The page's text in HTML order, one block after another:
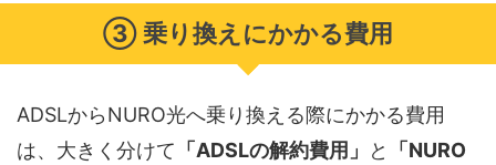
③ 乗り換えにかかる費用
ADSLからNURO光へ乗り換える際にかかる費用
は、大きく分けて 「ADSLの解約費用」 と
「NURO